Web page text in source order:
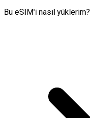
Bu eSIM'i nasıl yüklerim?